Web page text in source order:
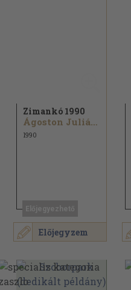
Előjegyzem
Zimankó 1990
Ágoston Julián...
1990